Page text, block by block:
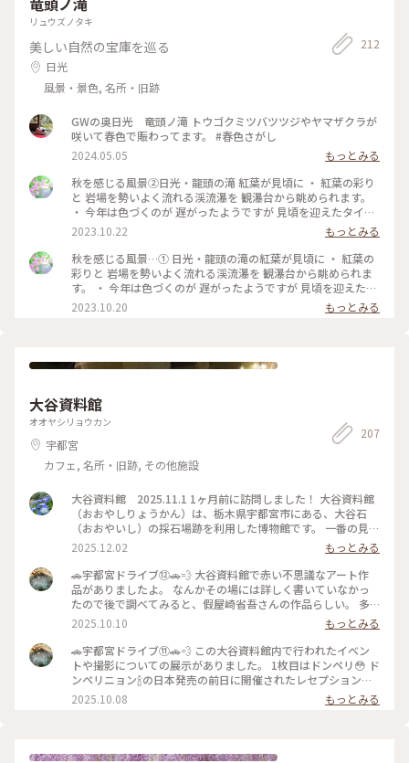
リュウズノタキ
美しい自然の宝庫を巡る
日光
風景・景色, 名所・旧跡
212
GWの奥日光 竜頭ノ滝 トウゴクミツバツツジやヤマザクラが
咲いて春色で賑わってます。 #春色さがし
2024.05.05
もっとみる
秋を感じる風景②日光・龍頭の滝 紅葉が見頃に ・ 紅葉の彩り
と 岩場を勢いよく流れる渓流瀑を 観瀑台から眺められます。
・ 今年は色づくのが 遅がったようですが 見頃を迎えたタイミ
ングで 訪れることが出来て 良かったです。 #私のことりっぷ
旅 #秋さんぽ #日光 #紅葉 #日光旅 #龍頭の滝#奥日光#日光紅
葉#奥日光紅葉
2023.10.22
もっとみる
秋を感じる風景…① 日光・龍頭の滝の紅葉が見頃に ・ 紅葉の
彩りと 岩場を勢いよく流れる渓流瀑を 観瀑台から眺められま
す。 ・ 今年は色づくのが 遅がったようですが 見頃を迎えたタ
イミングで 訪れることが出来て 良かったです。 2023.10.19 #
私のことりっぷ旅 #秋さんぽ #日光#日光旅 #龍頭の滝#紅葉#
2023.10.20 もっとみる
大谷資料館
オオヤシリョウカン
宇都宮
カフェ, 名所・旧跡, その他施設
207
大谷資料館 2025.11.1 1ヶ月前に訪問しました！ 大谷資料館
（おおやしりょうかん）は、栃木県宇都宮市にある、大谷石
（おおやいし）の採石場跡を利用した博物館です。 一番の見ど
ころは、地下に広がる巨大な採掘場跡です。 • 規模: 広さ約2万
平方メートル、深さは平均で地下30メートルにも及びます。ま
るで地下神殿やピラミッドの内部のような、幻想的で圧倒的な
空間です。 • 温度: 年間を通して平均気温が8℃前後と低く、夏
でも涼しいです（訪問の際は上着があると良いでしょう）。 •
歴史: 大谷石の採掘の歴史や、手掘り時代から機械化への変遷
などを知ることができます。 • 活用: その独特の雰囲気から、
映画やドラマ、プロモーションビデオの撮影場所としてよく使
われるほか、コンサートやイベント会場としても利用されてい
ます。 るろうに剣心の撮影も行われたようです。 想像以上に
迫力がある場所でした^ ^ 行って良かったー！
2025.12.02
もっとみる
🚗宇都宮ドライブ⑫🚗💨 大谷資料館で赤い不思議なアート作
品がありましたよ。 なんかその場には詳しく書いていなかっ
たので後で調べてみると、假屋崎省吾さんの作品らしい。 多
分10年くらい前に飾られたもの。 美しかったですが、もう少
し詳細がわかるようにしてくれてもいいのにね…って少し思い
ました😟 この空間の雰囲気に合ったアート作品でしたよ✨✨
通路に置いてある照明💡のカバーも大谷石で作られているよう
でとても素敵でした☺️✨✨ . 大谷資料館はここまで☺️ .
2025.09.23 . #ドライブ #みきちのドライブ #宇都宮 #大谷石 #
秋の装い #アート
2025.10.10
もっとみる
🚗宇都宮ドライブ⑪🚗💨 この大谷資料館内で行われたイベン
トや撮影についての展示がありました。 1枚目はドンペリ😳 ド
ンペリニョン🍾の日本発売の前日に開催されたレセプションで
のフォトセッション用のエンブレムだそう。🥂 . その他見なが
ら 勇者ヨシヒコだ❣️ とか、 翔んで埼玉だ❣️ とか言いながら楽
2025.10.08 もっとみる